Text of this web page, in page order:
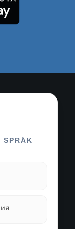
SPRÅK